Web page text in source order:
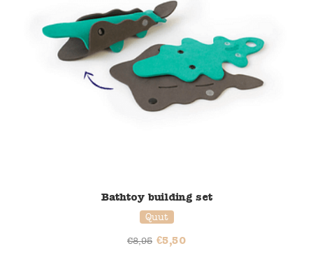
Bathtoy building set
Quut
€8,95 €5,50